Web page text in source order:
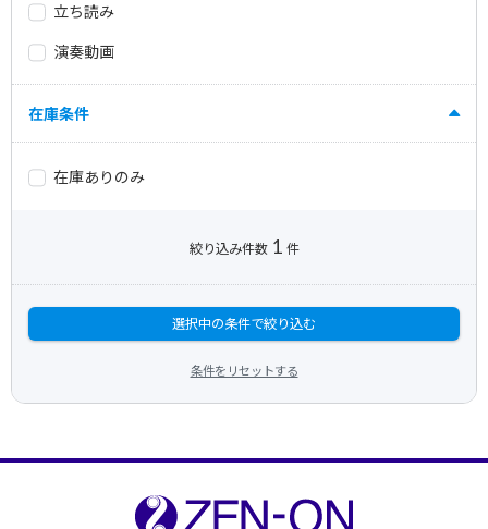
立ち読み
演奏動画
在庫条件
在庫ありのみ
絞り込み件数 1 件
選択中の条件で絞り込む
条件をリセットする